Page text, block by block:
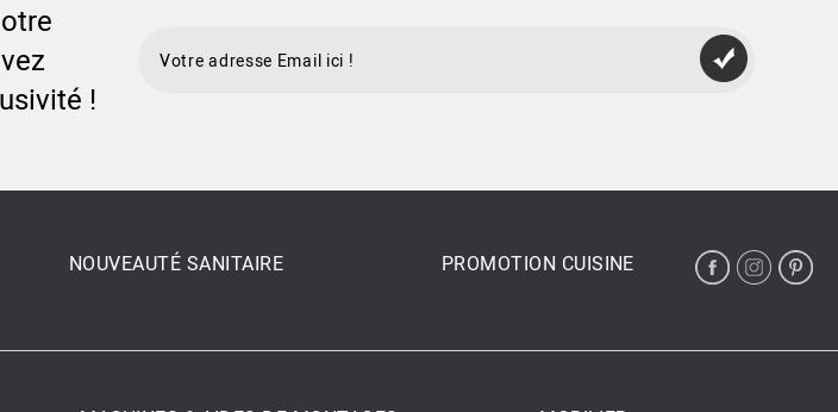
!
NOUVEAUTÉ SANITAIRE PROMOTION CUISINE